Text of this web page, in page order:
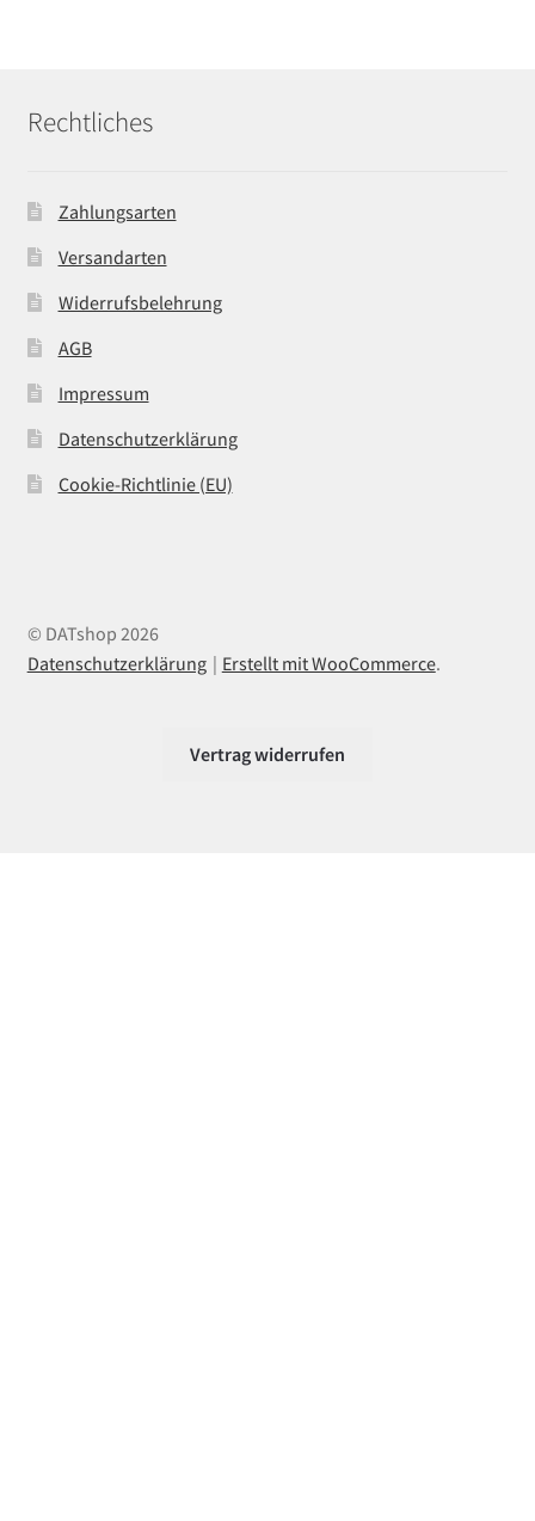
Rechtliches
Zahlungsarten
Versandarten
Widerrufsbelehrung
AGB
Impressum
Datenschutzerklärung
Cookie-Richtlinie (EU)
© DATshop 2026
Datenschutzerklärung
Erstellt mit WooCommerce.
Vertrag widerrufen